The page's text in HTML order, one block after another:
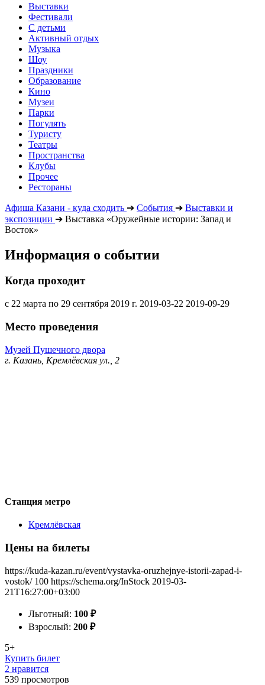
Выставки
Фестивали
С детьми
Активный отдых
Музыка
Шоу
Праздники
Образование
Кино
Музеи
Парки
Погулять
Туристу
Театры
Пространства
Клубы
Прочее
Рестораны
Афиша Казани - куда сходить ➔ События ➔ Выставки и
экспозиции ➔ Выставка «Оружейные истории: Запад и
Восток»
Информация о событии
Когда проходит
с 22 марта по 29 сентября 2019 г. 2019-03-22 2019-09-29
Место проведения
Музей Пушечного двора
г. Казань, Кремлёвская ул., 2
Станция метро
Кремлёвская
Цены на билеты
https://kuda-kazan.ru/event/vystavka-oruzhejnye-istorii-zapad-i-
vostok/ 100 https://schema.org/InStock 2019-03-
21T16:27:00+03:00
Льготный: 100 ₽
Взрослый: 200 ₽
5+
Купить билет
2 нравится
539 просмотров